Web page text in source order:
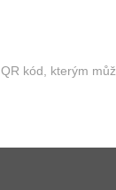
QR kód, kterým